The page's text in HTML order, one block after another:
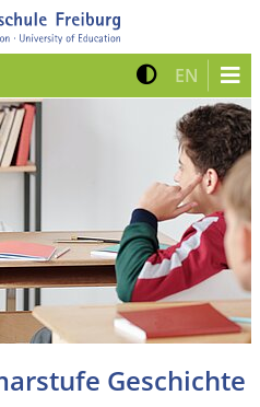
Kontrast
EN Zur
Geschichte